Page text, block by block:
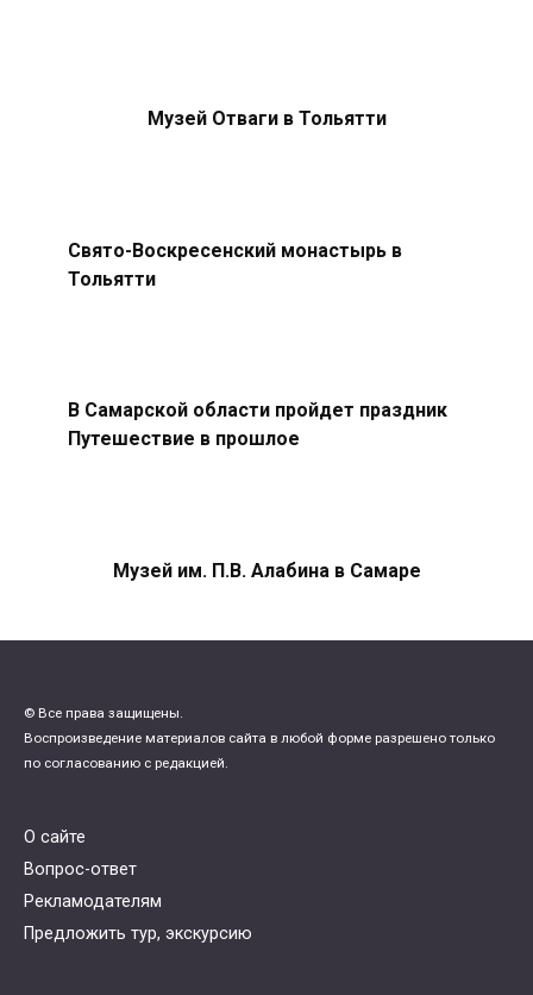
Музей Отваги в Тольятти
Свято-Воскресенский монастырь в
Тольятти
В Самарской области пройдет праздник
Путешествие в прошлое
Музей им. П.В. Алабина в Самаре
© Все права защищены.
Воспроизведение материалов сайта в любой форме разрешено только
по согласованию с редакцией.
О сайте
Вопрос-ответ
Рекламодателям
Предложить тур, экскурсию